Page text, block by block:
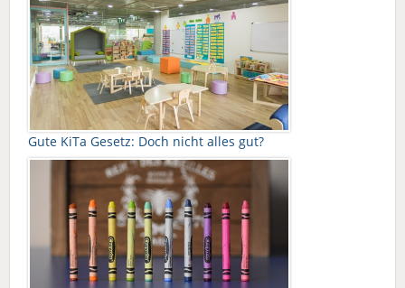
Gute KiTa Gesetz: Doch nicht alles gut?